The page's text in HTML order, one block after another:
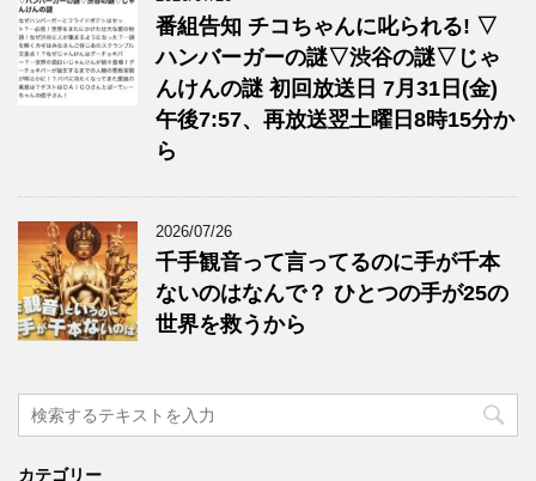
番組告知 チコちゃんに叱られる! ▽
ハンバーガーの謎▽渋谷の謎▽じゃ
んけんの謎 初回放送日 7月31日(金)
午後7:57、再放送翌土曜日8時15分か
ら
2026/07/26
千手観音って言ってるのに手が千本
ないのはなんで？ ひとつの手が25の
世界を救うから
カテゴリー